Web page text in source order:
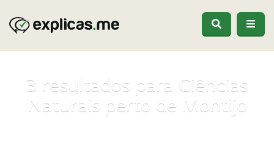
3 resultados para Ciências
Naturais perto de Montijo